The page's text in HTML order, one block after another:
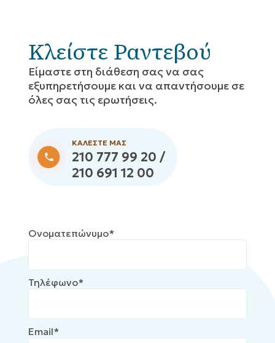
Κλείστε Ραντεβού
Eίμαστε στη διάθεση σας να σας
εξυπηρετήσουμε και να απαντήσουμε σε
όλες σας τις ερωτήσεις.
ΚΑΛΕΣΤΕ ΜΑΣ
210 777 99 20 /
210 691 12 00
Ονοματεπώνυμο*
Τηλέφωνο*
Email*